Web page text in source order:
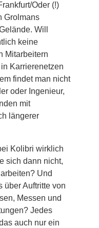
Oder (!)
Grolmans
Will
keine
Mitarbeitern
Karrierenetzen
findet man nicht
oder Ingenieur,
mit
längerer
Kolibri wirklich
sich dann nicht,
Und
über Auftritte von
Messen und
Jedes
auch nur ein